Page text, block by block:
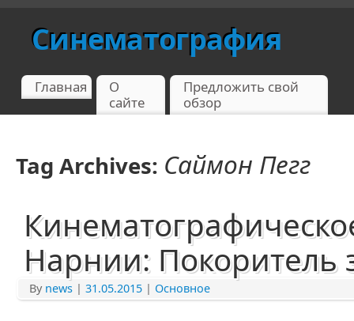
Синематография
Главная
О
сайте
Предложить свой
обзор
Tag Archives: Саймон Пегг
Нарнии: Покоритель
By news | 31.05.2015 | Основное